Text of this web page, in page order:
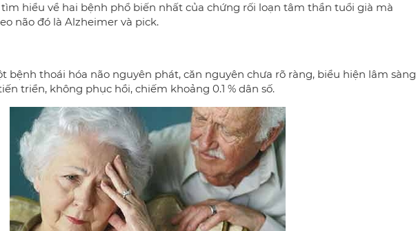
tìm hiểu về hai bệnh phổ biến nhất của chứng rối loạn tâm thần tuổi già mà
não đó là Alzheimer và pick.
thoái hóa não nguyên phát, căn nguyên chưa rõ ràng, biểu hiện lâm sàng
triển, không phục hồi, chiếm khoảng 0.1 % dân số.